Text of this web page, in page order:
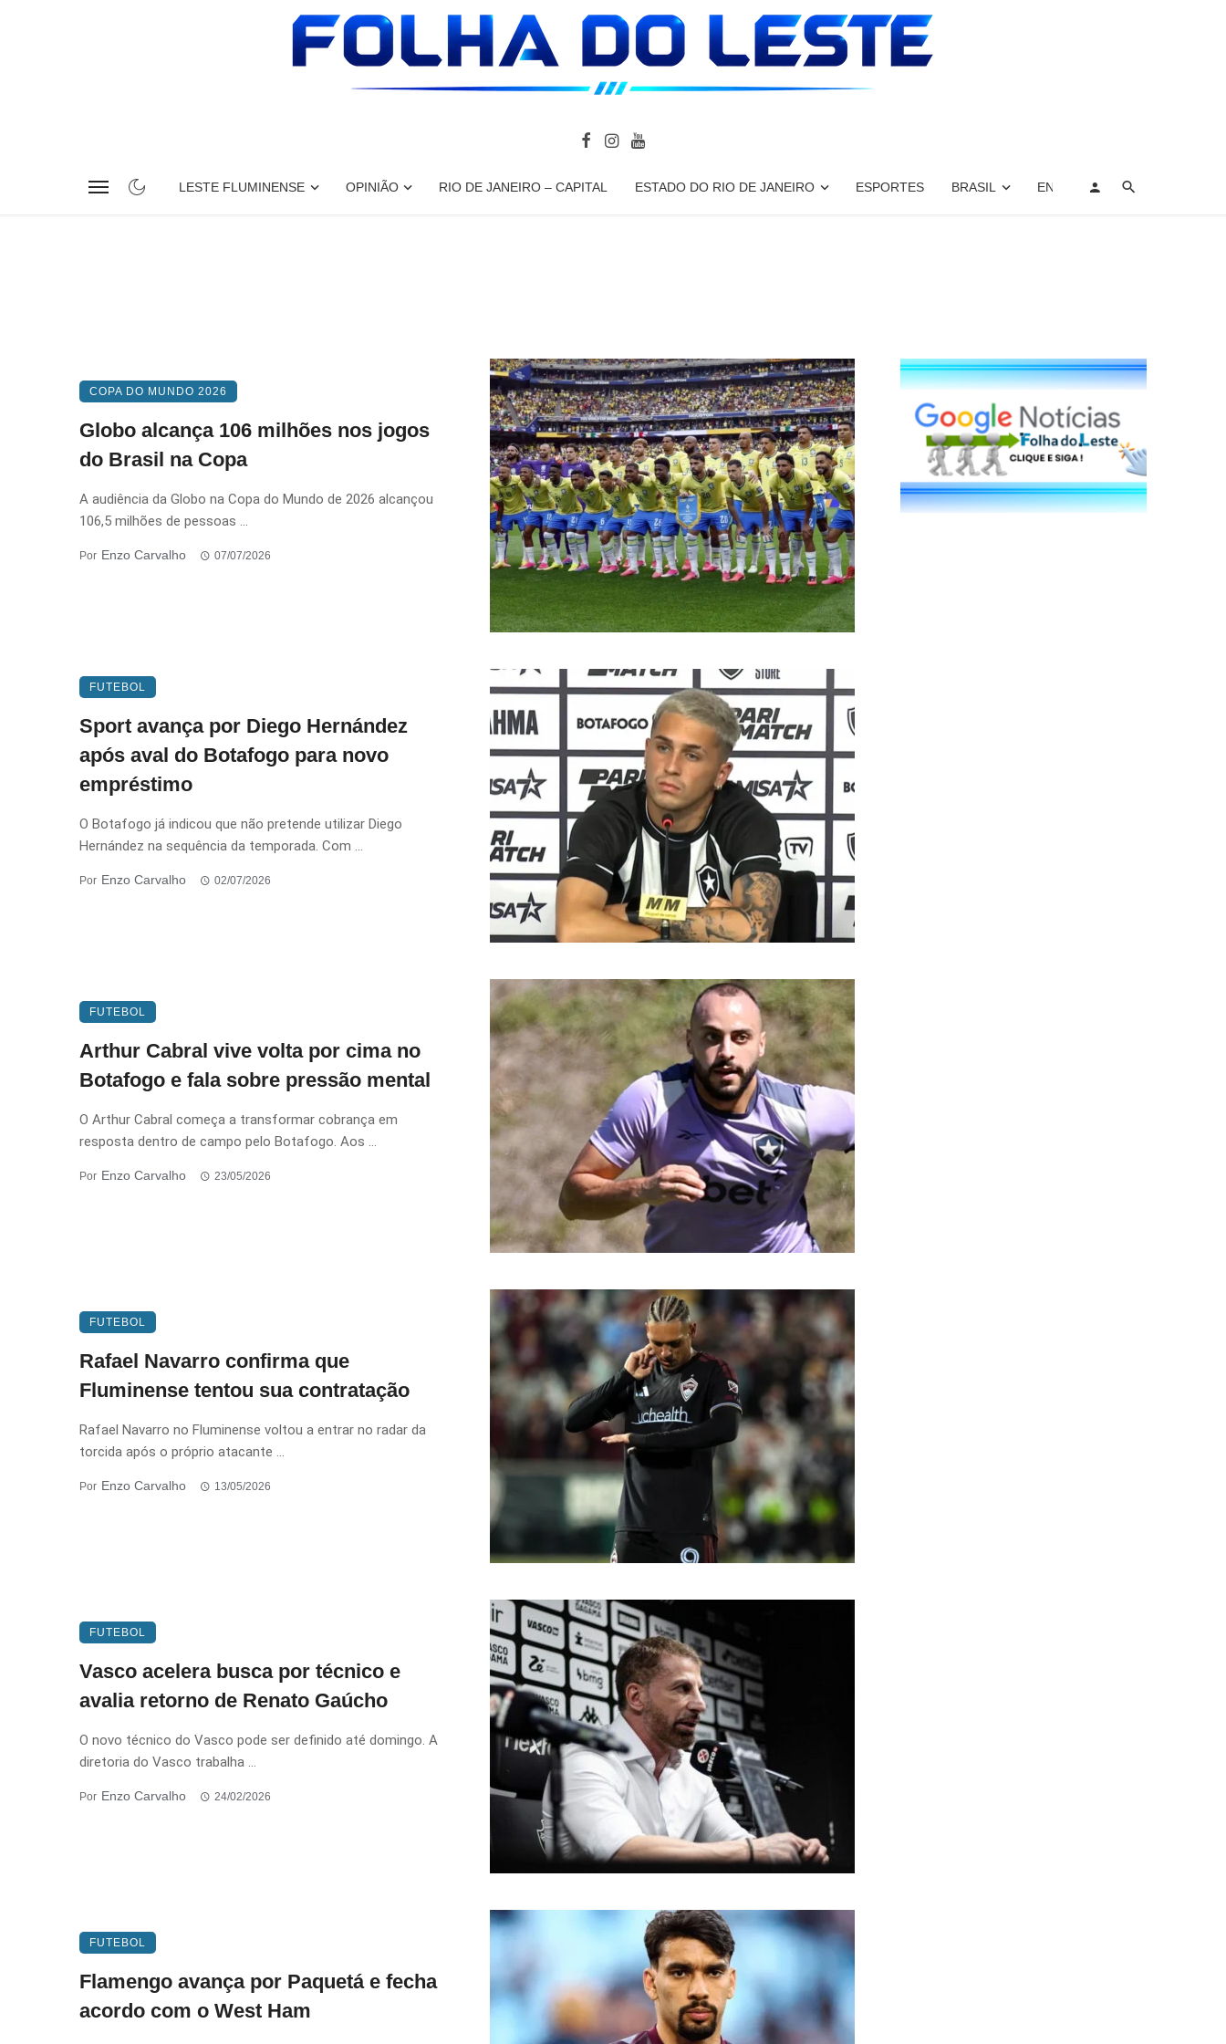
LESTE FLUMINENSE OPINIÃO RIO DE JANEIRO – CAPITAL ESTADO DO RIO DE JANEIRO ESPORTES BRASIL ENTRETENIMENTO, ARTES E
COPA DO MUNDO 2026
Globo alcança 106 milhões nos jogos
do Brasil na Copa
A audiência da Globo na Copa do Mundo de 2026 alcançou
106,5 milhões de pessoas ...
Por Enzo Carvalho 07/07/2026
FUTEBOL
Sport avança por Diego Hernández
após aval do Botafogo para novo
empréstimo
O Botafogo já indicou que não pretende utilizar Diego
Hernández na sequência da temporada. Com ...
Por Enzo Carvalho 02/07/2026
FUTEBOL
Arthur Cabral vive volta por cima no
Botafogo e fala sobre pressão mental
O Arthur Cabral começa a transformar cobrança em
resposta dentro de campo pelo Botafogo. Aos ...
Por Enzo Carvalho 23/05/2026
FUTEBOL
Rafael Navarro confirma que
Fluminense tentou sua contratação
Rafael Navarro no Fluminense voltou a entrar no radar da
torcida após o próprio atacante ...
Por Enzo Carvalho 13/05/2026
FUTEBOL
Vasco acelera busca por técnico e
avalia retorno de Renato Gaúcho
O novo técnico do Vasco pode ser definido até domingo. A
diretoria do Vasco trabalha ...
Por Enzo Carvalho 24/02/2026
FUTEBOL
Flamengo avança por Paquetá e fecha
acordo com o West Ham